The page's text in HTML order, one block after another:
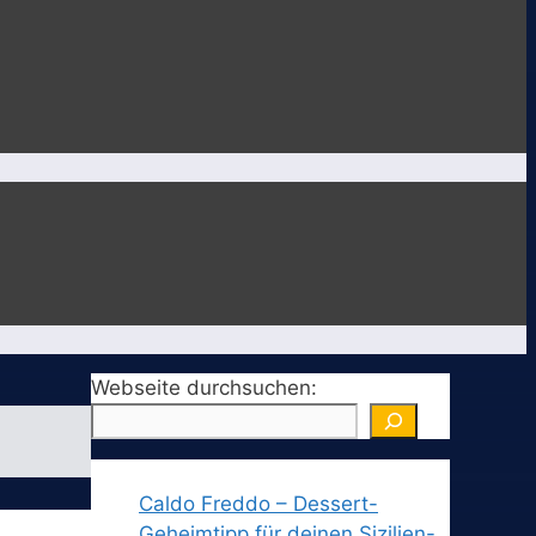
Webseite durchsuchen:
Caldo Freddo – Dessert-